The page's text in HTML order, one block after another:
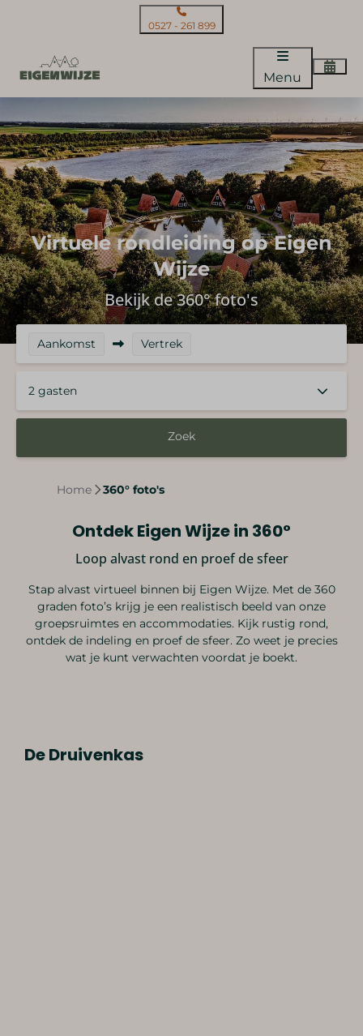
0527 - 261 899
Menu
Virtuele rondleiding op Eigen
Wijze
Bekijk de 360° foto's
Aankomst Vertrek
2 gasten
Zoek
Home 360° foto's
Ontdek Eigen Wijze in 360°
Loop alvast rond en proef de sfeer
Stap alvast virtueel binnen bij Eigen Wijze. Met de 360
graden foto’s krijg je een realistisch beeld van onze
groepsruimtes en accommodaties. Kijk rustig rond,
ontdek de indeling en proef de sfeer. Zo weet je precies
wat je kunt verwachten voordat je boekt.
De Druivenkas